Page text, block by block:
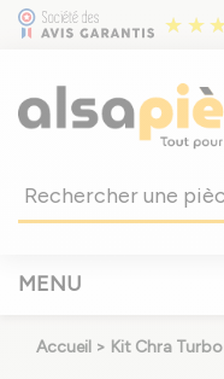
MENU
Accueil > Kit Chra Turbo